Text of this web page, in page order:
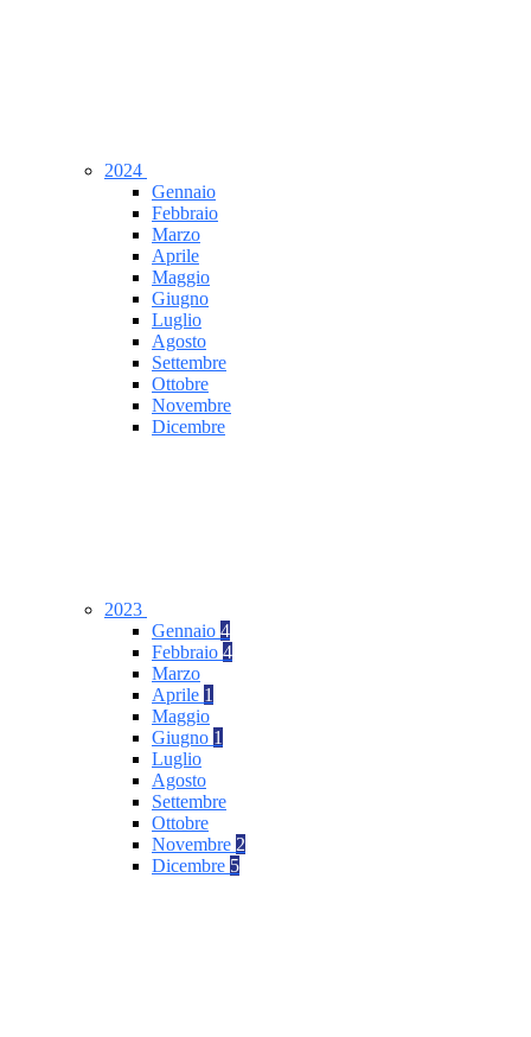
2024
Gennaio
Febbraio
Marzo
Aprile
Maggio
Giugno
Luglio
Agosto
Settembre
Ottobre
Novembre
Dicembre
2023
Gennaio 4
Febbraio 4
Marzo
Aprile 1
Maggio
Giugno 1
Luglio
Agosto
Settembre
Ottobre
Novembre 2
Dicembre 5